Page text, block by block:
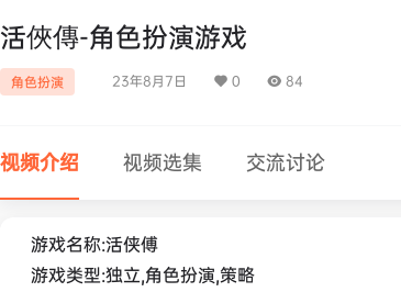
活俠傳-角色扮演游戏
角色扮演 23年8月7日 0 84
视频介绍 视频选集 交流讨论
游戏名称:活侠傅
游戏类型:独立,角色扮演,策略